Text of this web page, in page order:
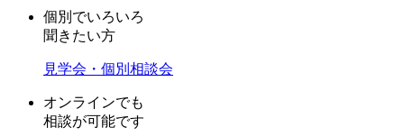
個別でいろいろ
聞きたい方
見学会・個別相談会
オンラインでも
相談が可能です